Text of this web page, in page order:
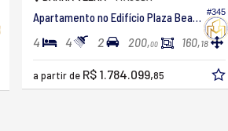
#345
Apartamento no Edifício Plaza Beach Residence
4 4 2 200,00 160,18
a partir de R$ 1.784.099,85